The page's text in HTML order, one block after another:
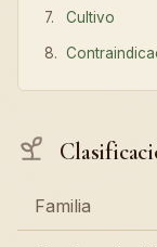
Cultivo
Familia